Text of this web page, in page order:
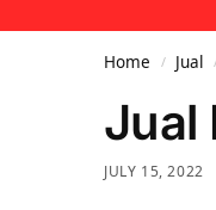
Home / Jual
Jual
JULY 15, 2022